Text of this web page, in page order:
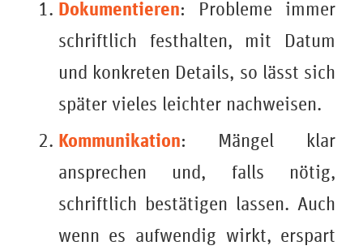
Dokumentieren: Probleme immer
schriftlich festhalten, mit Datum
und konkreten Details, so lässt sich
später vieles leichter nachweisen.
Kommunikation: Mängel klar
ansprechen und, falls nötig,
schriftlich bestätigen lassen. Auch
wenn es aufwendig wirkt, erspart